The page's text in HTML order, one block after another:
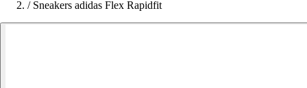
/ Sneakers adidas Flex Rapidfit